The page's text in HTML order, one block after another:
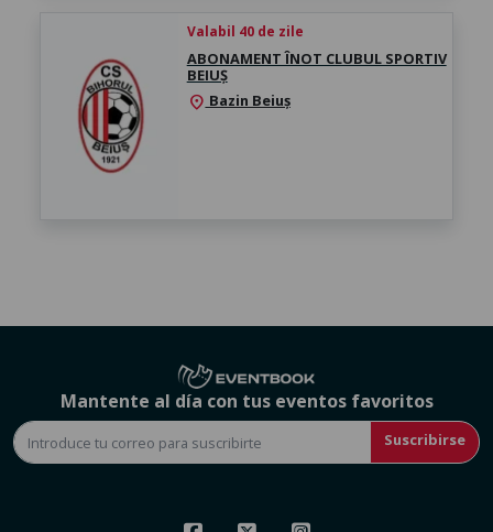
Valabil 40 de zile
ABONAMENT ÎNOT CLUBUL SPORTIV
BEIUȘ
location_on Bazin Beiuș
Mantente al día con tus eventos favoritos
Suscribirse